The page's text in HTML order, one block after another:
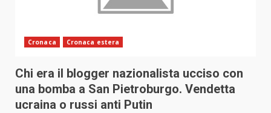
Cronaca Cronaca estera
Chi era il blogger nazionalista ucciso con
una bomba a San Pietroburgo. Vendetta
ucraina o russi anti Putin